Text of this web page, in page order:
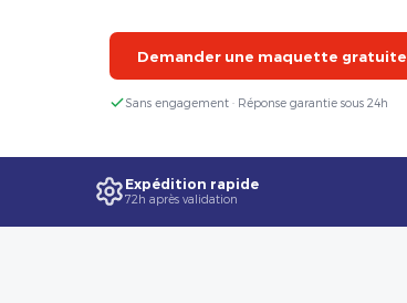
Demander une maquette gratuite
Sans engagement · Réponse garantie sous 24h
Expédition rapide
72h après validation